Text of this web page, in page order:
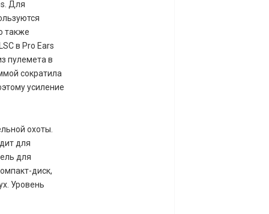
Для
также
в Pro Ears
пулемета в
сократила
усиление
охоты.
для
для
диск,
Уровень